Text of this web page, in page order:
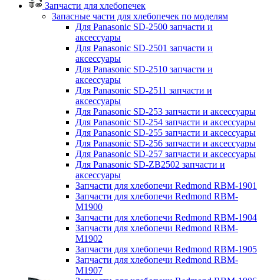
Запчасти для хлебопечек
Запасные части для хлебопечек по моделям
Для Panasonic SD-2500 запчасти и
аксессуары
Для Panasonic SD-2501 запчасти и
аксессуары
Для Panasonic SD-2510 запчасти и
аксессуары
Для Panasonic SD-2511 запчасти и
аксессуары
Для Panasonic SD-253 запчасти и аксессуары
Для Panasonic SD-254 запчасти и аксессуары
Для Panasonic SD-255 запчасти и аксессуары
Для Panasonic SD-256 запчасти и аксессуары
Для Panasonic SD-257 запчасти и аксессуары
Для Panasonic SD-ZB2502 запчасти и
аксессуары
Запчасти для хлебопечи Redmond RBM-1901
Запчасти для хлебопечи Redmond RBM-
M1900
Запчасти для хлебопечи Redmond RBM-1904
Запчасти для хлебопечи Redmond RBM-
M1902
Запчасти для хлебопечи Redmond RBM-1905
Запчасти для хлебопечи Redmond RBM-
M1907